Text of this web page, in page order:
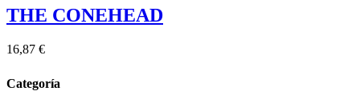
THE CONEHEAD
16,87 €
Categoría